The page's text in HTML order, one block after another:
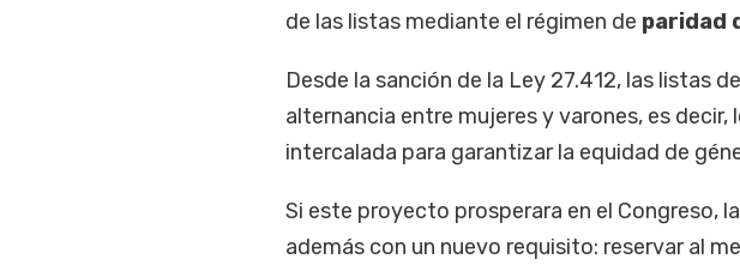
de las listas mediante el régimen de paridad
Desde la sanción de la Ley 27.412, las listas
alternancia entre mujeres y varones, es
intercalada para garantizar la equidad de
Si este proyecto prosperara en el Congreso,
además con un nuevo requisito: reservar al